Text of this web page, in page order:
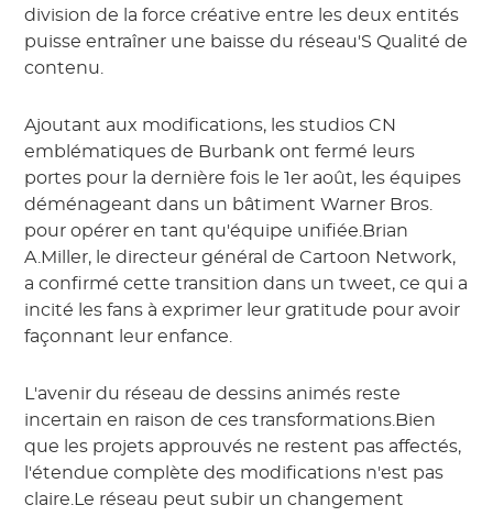
division de la force créative entre les deux entités
puisse entraîner une baisse du réseau'S Qualité de
contenu.
Ajoutant aux modifications, les studios CN
emblématiques de Burbank ont fermé leurs
portes pour la dernière fois le 1er août, les équipes
déménageant dans un bâtiment Warner Bros.
pour opérer en tant qu'équipe unifiée.Brian
A.Miller, le directeur général de Cartoon Network,
a confirmé cette transition dans un tweet, ce qui a
incité les fans à exprimer leur gratitude pour avoir
façonnant leur enfance.
L'avenir du réseau de dessins animés reste
incertain en raison de ces transformations.Bien
que les projets approuvés ne restent pas affectés,
l'étendue complète des modifications n'est pas
claire.Le réseau peut subir un changement